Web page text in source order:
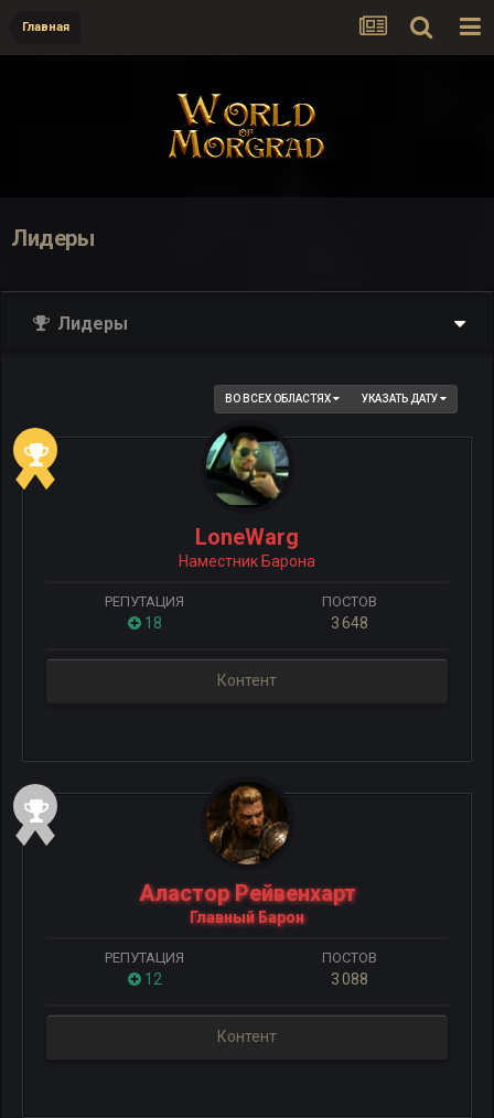
Главная
Лидеры
Лидеры
ВО ВСЕХ ОБЛАСТЯХ УКАЗАТЬ ДАТУ
LoneWarg
Наместник Барона
РЕПУТАЦИЯ
18
ПОСТОВ
3 648
Контент
Аластор Рейвенхарт
Главный Барон
РЕПУТАЦИЯ
12
ПОСТОВ
3 088
Контент